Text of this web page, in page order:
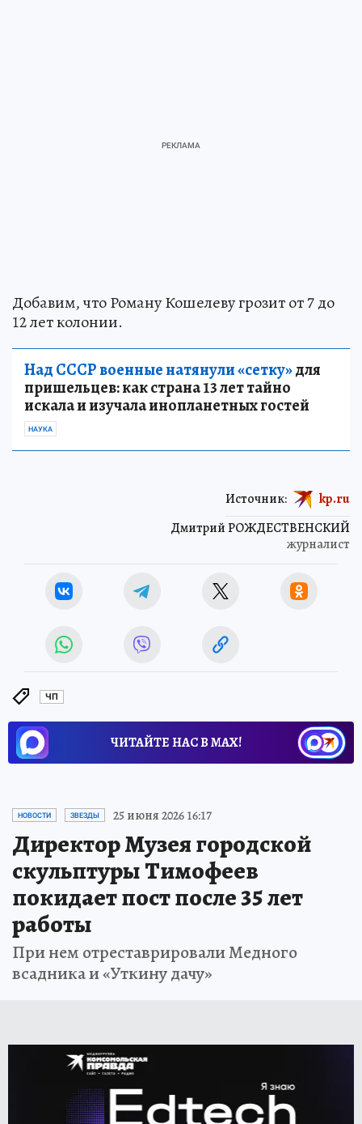
Добавим, что Роману Кошелеву грозит от 7 до
12 лет колонии.
Над СССР военные натянули «сетку»для
пришельцев: как страна 13 лет тайно
искала и изучала инопланетных гостей
НАУКА
Дмитрий РОЖДЕСТВЕНСКИЙ
журналист
Источник: kp.ru
ЧП
ЧИТАЙТЕ НАС В МАХ!
НОВОСТИ ЗВЕЗДЫ 25 июня 2026 16:17
Директор Музея городской
скульптуры Тимофеев
покидает пост после 35 лет
работы
При нем отреставрировали Медного
всадника и «Уткину дачу»